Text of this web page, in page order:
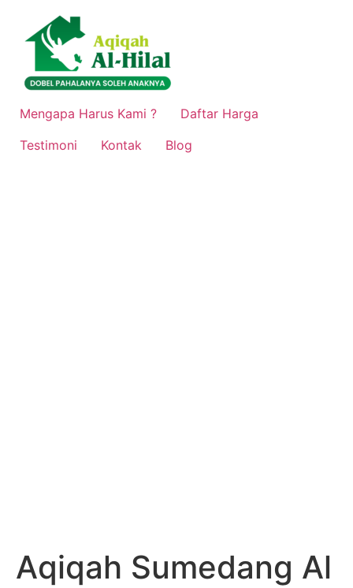
konten
Mengapa Harus Kami ?
Daftar Harga
Testimoni
Kontak Blog
Aqiqah Sumedang Al